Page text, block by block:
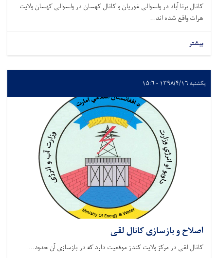
کانال برنا آباد در ولسوالی غوریان و کانال کهسان در ولسوالی کهسان ولایت
هرات واقع شده اند...
بیشتر
یکشنبه ۱۳۹۸/۴/۱۶ - ۱۵:۶
اصلاح و بازسازی کانال لقی
کانال لقی در مرکز ولایت کندز موقعیت دارد که در بازسازی آن حدود...